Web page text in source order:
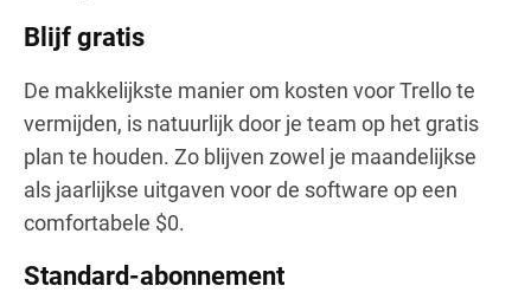
Blijf gratis
De makkelijkste manier om kosten voor Trello te
vermijden, is natuurlijk door je team op het gratis
plan te houden. Zo blijven zowel je maandelijkse
als jaarlijkse uitgaven voor de software op een
comfortabele $0.
Standard-abonnement